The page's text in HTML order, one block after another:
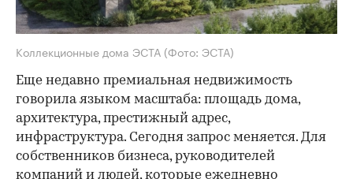
Коллекционные дома ЭСТА (Фото: ЭСТА)
Еще недавно премиальная недвижимость
говорила языком масштаба: площадь дома,
архитектура, престижный адрес,
инфраструктура. Сегодня запрос меняется. Для
собственников бизнеса, руководителей
компаний и людей, которые ежедневно